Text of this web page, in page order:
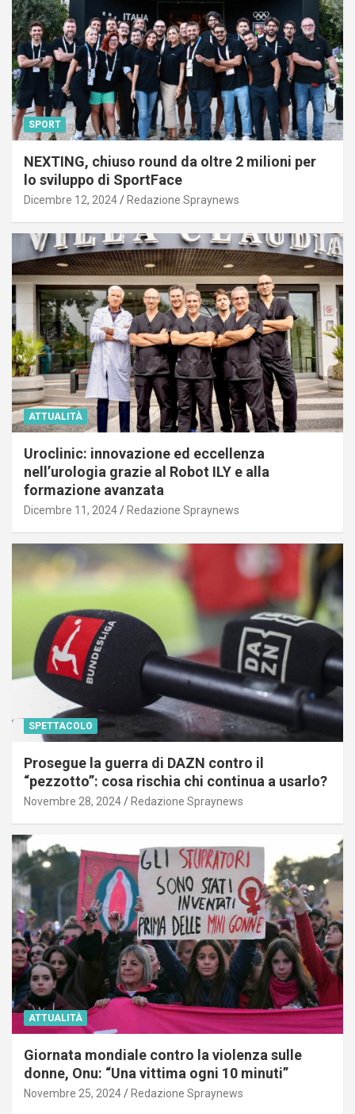
SPORT
NEXTING, chiuso round da oltre 2 milioni per
lo sviluppo di SportFace
Dicembre 12, 2024 Redazione Spraynews
ATTUALITÀ
Uroclinic: innovazione ed eccellenza
nell’urologia grazie al Robot ILY e alla
formazione avanzata
Dicembre 11, 2024 Redazione Spraynews
SPETTACOLO
Prosegue la guerra di DAZN contro il
“pezzotto”: cosa rischia chi continua a usarlo?
Novembre 28, 2024 Redazione Spraynews
ATTUALITÀ
Giornata mondiale contro la violenza sulle
donne, Onu: “Una vittima ogni 10 minuti”
Novembre 25, 2024 Redazione Spraynews